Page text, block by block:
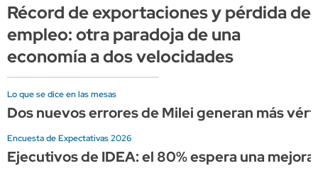
Récord de exportaciones y pérdida de
empleo: otra paradoja de una
economía a dos velocidades
Lo que se dice en las mesas
Dos nuevos errores de Milei generan más
Encuesta de Expectativas 2026
Ejecutivos de IDEA: el 80% espera una